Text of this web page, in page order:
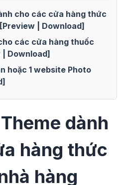
cho các cửa hàng thức
| Download]
các cửa hàng thuốc
Download]
hoặc 1 website Photo
dành
hàng thức
hàng